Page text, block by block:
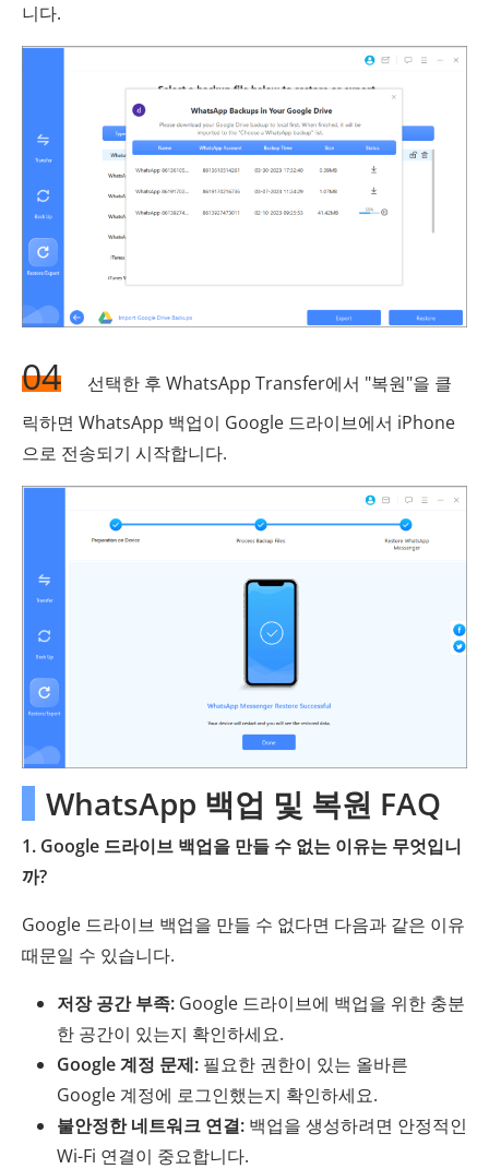
니다.
04
선택한 후 WhatsApp Transfer에서 "복원"을 클
릭하면 WhatsApp 백업이 Google 드라이브에서 iPhone
으로 전송되기 시작합니다.
WhatsApp 백업 및 복원 FAQ
1. Google 드라이브 백업을 만들 수 없는 이유는 무엇입니
까?
Google 드라이브 백업을 만들 수 없다면 다음과 같은 이유
때문일 수 있습니다.
저장 공간 부족: Google 드라이브에 백업을 위한 충분
한 공간이 있는지 확인하세요.
Google 계정 문제: 필요한 권한이 있는 올바른
Google 계정에 로그인했는지 확인하세요.
불안정한 네트워크 연결: 백업을 생성하려면 안정적인
Wi-Fi 연결이 중요합니다.